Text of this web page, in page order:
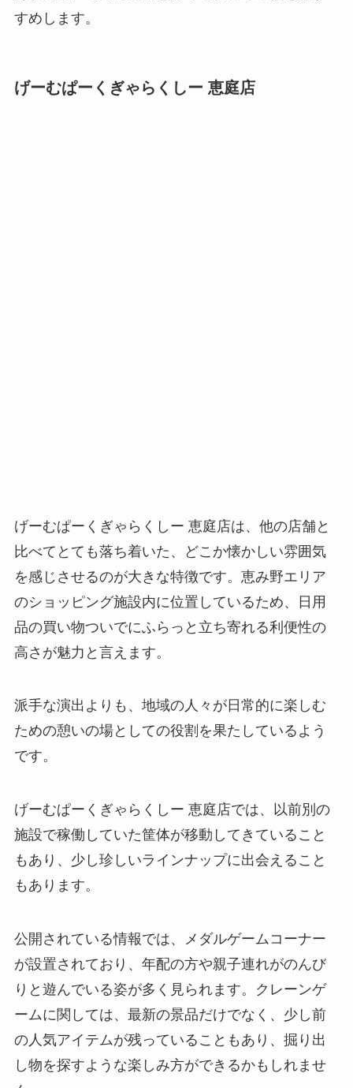
すめします。
げーむぱーくぎゃらくしー 恵庭店
げーむぱーくぎゃらくしー 恵庭店は、他の店舗と
比べてとても落ち着いた、どこか懐かしい雰囲気
を感じさせるのが大きな特徴です。恵み野エリア
のショッピング施設内に位置しているため、日用
品の買い物ついでにふらっと立ち寄れる利便性の
高さが魅力と言えます。
派手な演出よりも、地域の人々が日常的に楽しむ
ための憩いの場としての役割を果たしているよう
です。
げーむぱーくぎゃらくしー 恵庭店では、以前別の
施設で稼働していた筐体が移動してきていること
もあり、少し珍しいラインナップに出会えること
もあります。
公開されている情報では、メダルゲームコーナー
が設置されており、年配の方や親子連れがのんび
りと遊んでいる姿が多く見られます。クレーンゲ
ームに関しては、最新の景品だけでなく、少し前
の人気アイテムが残っていることもあり、掘り出
し物を探すような楽しみ方ができるかもしれませ